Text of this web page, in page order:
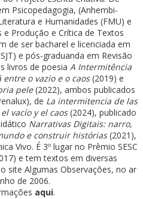
Psicopedagogia, (Anhembi-
e Humanidades (FMU) e
Produção e Crítica de Textos
de ser bacharel e licenciada em
e pós-graduanda em Revisão
livros de poesiaA Intermitência
o vazio e o caos(2019) e
pele(2022), ambos publicados
de La intermitencia de las
vacío y el caos(2024), publicado
Narrativas Digitais: narro,
e construir histórias(2021),
Vivo. É 3º lugar no Prêmio SESC
e tem textos em diversas
site Algumas Observações, no ar
de 2006.
aqui.